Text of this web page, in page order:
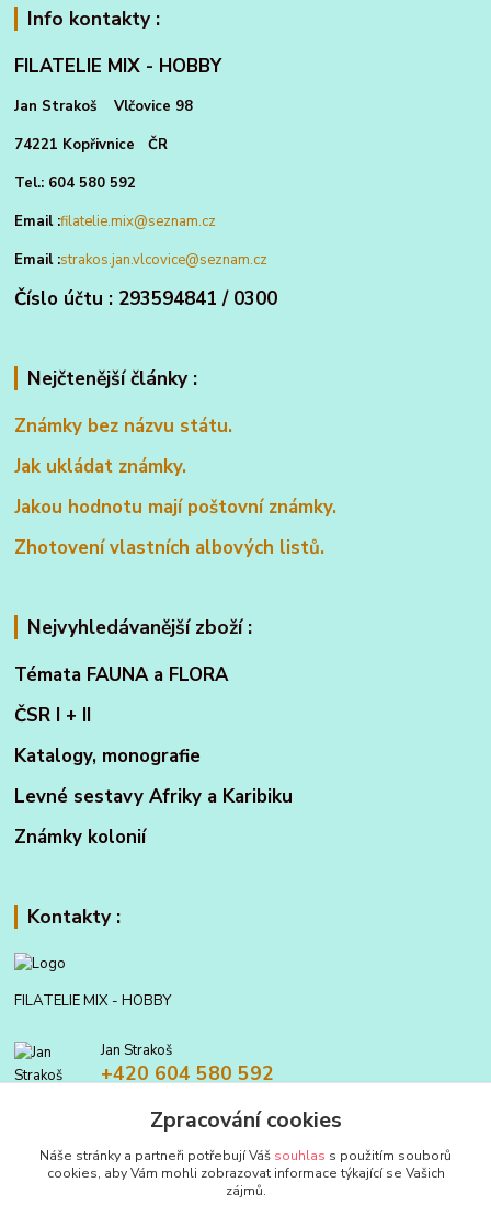
Info kontakty :
FILATELIE MIX - HOBBY
Jan Strakoš Vlčovice 98
74221 Kopřivnice ČR
Tel.: 604 580 592
Email :filatelie.mix@seznam.cz
Email :strakos.jan.vlcovice@seznam.cz
Číslo účtu : 293594841 / 0300
Nejčtenější články :
Známky bez názvu státu.
Jak ukládat známky.
Jakou hodnotu mají poštovní známky.
Zhotovení vlastních albových listů.
Nejvyhledávanější zboží :
Témata FAUNA a FLORA
ČSR I + II
Katalogy, monografie
Levné sestavy Afriky a Karibiku
Známky kolonií
Kontakty :
FILATELIE MIX - HOBBY
Jan Strakoš
+420 604 580 592
filatelie.mix@seznam.czZpracování cookies
Náše stránky a partneři potřebují Váš souhlas s použitím souborů
cookies, aby Vám mohli zobrazovat informace týkající se Vašich
zájmů.